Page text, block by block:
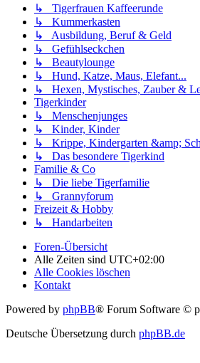
↳ Tigerfrauen Kaffeerunde
↳ Kummerkasten
↳ Ausbildung, Beruf & Geld
↳ Gefühlseckchen
↳ Beautylounge
↳ Hund, Katze, Maus, Elefant...
↳ Hexen, Mystisches, Zauber &
Tigerkinder
↳ Menschenjunges
↳ Kinder, Kinder
↳ Krippe, Kindergarten &amp;
↳ Das besondere Tigerkind
Familie & Co
↳ Die liebe Tigerfamilie
↳ Grannyforum
Freizeit & Hobby
↳ Handarbeiten
Foren-Übersicht
Alle Zeiten sind UTC+02:00
Alle Cookies löschen
Kontakt
Powered by phpBB® Forum Software ©
Deutsche Übersetzung durch phpBB.de